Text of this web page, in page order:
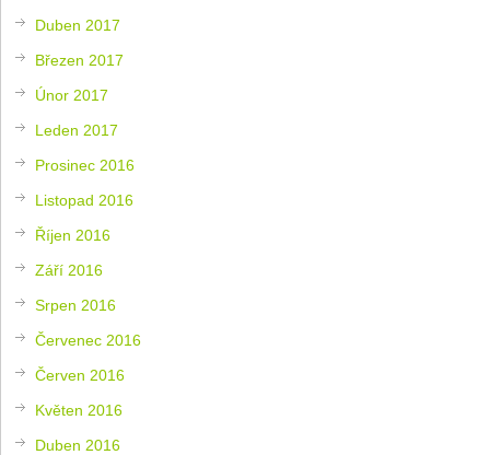
Duben 2017
Březen 2017
Únor 2017
Leden 2017
Prosinec 2016
Listopad 2016
Říjen 2016
Září 2016
Srpen 2016
Červenec 2016
Červen 2016
Květen 2016
Duben 2016